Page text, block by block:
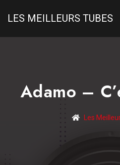
LES MEILLEURS TUBES
Adamo –
Les